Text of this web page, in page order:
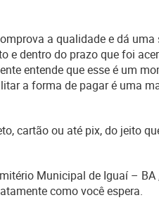
a qualidade e dá
e dentro do prazo que foi
entende que esse é um
a forma de pagar é uma
cartão ou até pix, do jeito
Municipal de Iguaí –
como você espera.